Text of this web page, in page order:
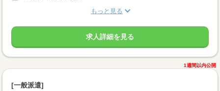
もっと見る
求人詳細を見る
1週間以内公開
[一般派遣]